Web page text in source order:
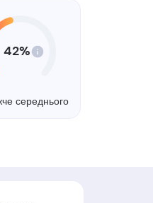
42%
середнього